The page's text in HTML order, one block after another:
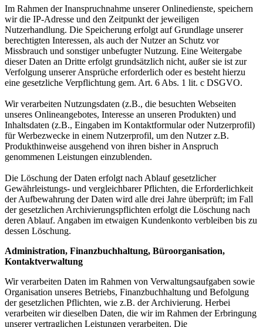
Im Rahmen der Inanspruchnahme unserer Onlinedienste, speichern
wir die IP-Adresse und den Zeitpunkt der jeweiligen
Nutzerhandlung. Die Speicherung erfolgt auf Grundlage unserer
berechtigten Interessen, als auch der Nutzer an Schutz vor
Missbrauch und sonstiger unbefugter Nutzung. Eine Weitergabe
dieser Daten an Dritte erfolgt grundsätzlich nicht, außer sie ist zur
Verfolgung unserer Ansprüche erforderlich oder es besteht hierzu
eine gesetzliche Verpflichtung gem. Art. 6 Abs. 1 lit. c DSGVO.
Wir verarbeiten Nutzungsdaten (z.B., die besuchten Webseiten
unseres Onlineangebotes, Interesse an unseren Produkten) und
Inhaltsdaten (z.B., Eingaben im Kontaktformular oder Nutzerprofil)
für Werbezwecke in einem Nutzerprofil, um den Nutzer z.B.
Produkthinweise ausgehend von ihren bisher in Anspruch
genommenen Leistungen einzublenden.
Die Löschung der Daten erfolgt nach Ablauf gesetzlicher
Gewährleistungs- und vergleichbarer Pflichten, die Erforderlichkeit
der Aufbewahrung der Daten wird alle drei Jahre überprüft; im Fall
der gesetzlichen Archivierungspflichten erfolgt die Löschung nach
deren Ablauf. Angaben im etwaigen Kundenkonto verbleiben bis zu
dessen Löschung.
Administration, Finanzbuchhaltung, Büroorganisation,
Kontaktverwaltung
Wir verarbeiten Daten im Rahmen von Verwaltungsaufgaben sowie
Organisation unseres Betriebs, Finanzbuchhaltung und Befolgung
der gesetzlichen Pflichten, wie z.B. der Archivierung. Herbei
verarbeiten wir dieselben Daten, die wir im Rahmen der Erbringung
unserer vertraglichen Leistungen verarbeiten. Die